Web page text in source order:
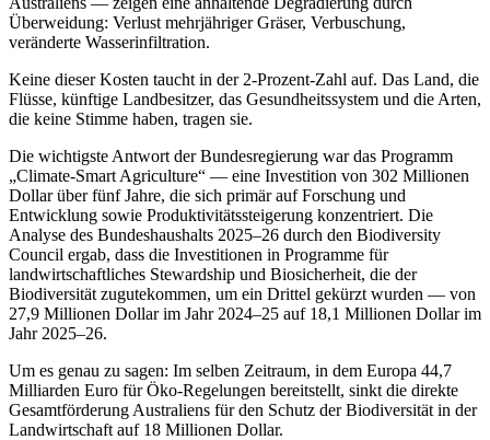
Überweidung: Verlust mehrjähriger Gräser, Verbuschung,
veränderte Wasserinfiltration.
Keine dieser Kosten taucht in der 2-Prozent-Zahl auf. Das Land, die
Flüsse, künftige Landbesitzer, das Gesundheitssystem und die Arten,
die keine Stimme haben, tragen sie.
Die wichtigste Antwort der Bundesregierung war das Programm
„Climate-Smart Agriculture“ — eine Investition von 302 Millionen
Dollar über fünf Jahre, die sich primär auf Forschung und
Entwicklung sowie Produktivitätssteigerung konzentriert. Die
Analyse des Bundeshaushalts 2025–26 durch den Biodiversity
Council ergab, dass die Investitionen in Programme für
landwirtschaftliches Stewardship und Biosicherheit, die der
Biodiversität zugutekommen, um ein Drittel gekürzt wurden — von
27,9 Millionen Dollar im Jahr 2024–25 auf 18,1 Millionen Dollar im
Jahr 2025–26.
Um es genau zu sagen: Im selben Zeitraum, in dem Europa 44,7
Milliarden Euro für Öko-Regelungen bereitstellt, sinkt die direkte
Gesamtförderung Australiens für den Schutz der Biodiversität in der
Landwirtschaft auf 18 Millionen Dollar.